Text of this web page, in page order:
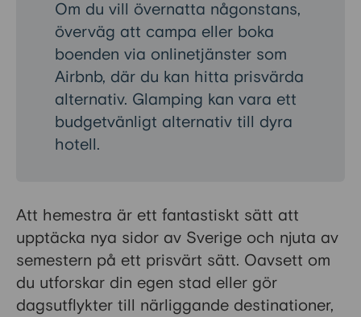
Om du vill övernatta någonstans,
överväg att campa eller boka
boenden via onlinetjänster som
Airbnb, där du kan hitta prisvärda
alternativ. Glamping kan vara ett
budgetvänligt alternativ till dyra
hotell.
Att hemestra är ett fantastiskt sätt att
upptäcka nya sidor av Sverige och njuta av
semestern på ett prisvärt sätt. Oavsett om
du utforskar din egen stad eller gör
dagsutflykter till närliggande destinationer,